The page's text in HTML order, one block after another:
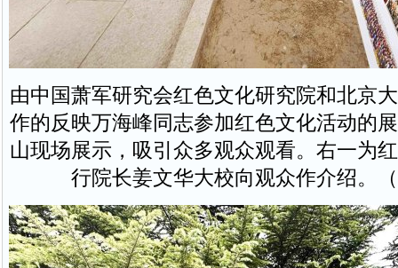
由中国萧军研究会红色文化研究院和北京
作的反映万海峰同志参加红色文化活动的
山现场展示，吸引众多观众观看。右一为
行院长姜文华大校向观众作介绍。